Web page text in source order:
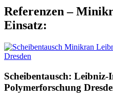
Referenzen –
Einsatz:
Scheibentausch:
Polymerforschung